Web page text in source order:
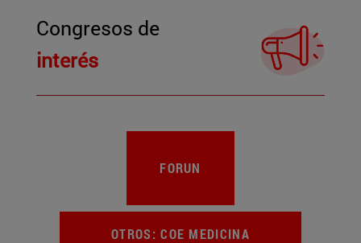
Congresos de
interés
FORUN
OTROS: COE MEDICINA